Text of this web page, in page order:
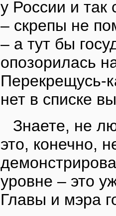
у России и
– скрепы не
– а тут бы
опозорилась
Перекрещусь-
нет в списке
Знаете, не
это, конечно,
уровне – это
Главы и мэра